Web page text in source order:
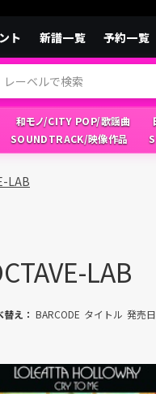
ト 新譜一覧 予約一覧
和モノ/CITY POP/歌謡曲
SOUNDTRACK/映像作品
LAB
LAB
替え： BARCODE タイトル 発売日